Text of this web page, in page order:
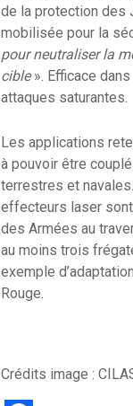
de la protection des
mobilisée pour la
pour neutraliser la
cible». Efficace
attaques saturantes.
Les applications
à pouvoir être
terrestres et
effecteurs laser sont
des Armées au
au moins trois
exemple
Rouge.
Crédits image :